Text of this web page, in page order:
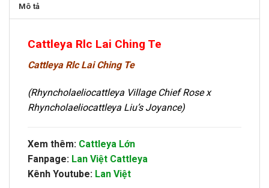
Mô tả
Cattleya Rlc Lai Ching Te
Cattleya Rlc Lai Ching Te
(Rhyncholaeliocattleya Village Chief Rose x
Rhyncholaeliocattleya Liu’s Joyance)
Xem thêm: Cattleya Lớn
Fanpage: Lan Việt Cattleya
Kênh Youtube: Lan Việt